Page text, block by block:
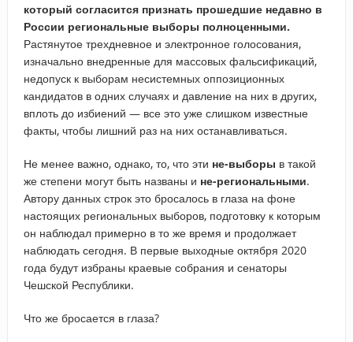
который согласится признать прошедшие недавно в
России региональные выборы полноценными.
Растянутое трехдневное и электронное голосования,
изначально внедренные для массовых фальсификаций,
недопуск к выборам несистемных оппозиционных
кандидатов в одних случаях и давление на них в других,
вплоть до избиений — все это уже слишком известные
факты, чтобы лишний раз на них останавливаться.
Не менее важно, однако, то, что эти не-выборы в такой
же степени могут быть названы и не-региональными.
Автору данных строк это бросалось в глаза на фоне
настоящих региональных выборов, подготовку к которым
он наблюдал примерно в то же время и продолжает
наблюдать сегодня. В первые выходные октября 2020
года будут избраны краевые собрания и сенаторы
Чешской Республики.
Что же бросается в глаза?